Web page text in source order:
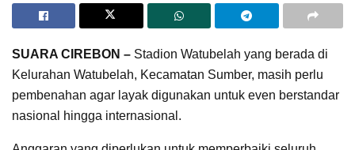
SUARA CIREBON – Stadion Watubelah yang berada di
Kelurahan Watubelah, Kecamatan Sumber, masih perlu
pembenahan agar layak digunakan untuk even berstandar
nasional hingga internasional.